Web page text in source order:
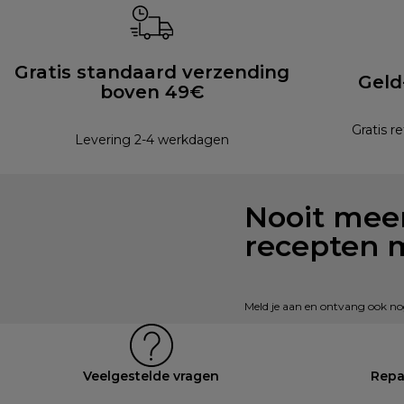
Gratis standaard verzending
boven 49€
Levering 2-4 werkdagen
Gratis
Nooit
recepten
Meld je aan en ontvang ook
Veelgestelde vragen